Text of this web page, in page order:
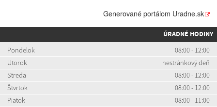
Generované portálom Uradne.sk
ÚRADNÉ HODINY
Pondelok
08:00 - 12:00
Utorok
nestránkový deň
Streda
08:00 - 12:00
Štvrtok
08:00 - 12:00
Piatok
08:00 - 11:00